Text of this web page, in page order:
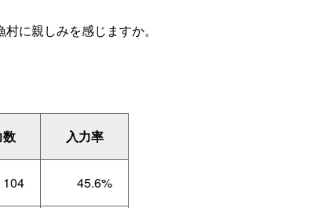
に親しみを感じますか。
数 入力率
104 45.6%